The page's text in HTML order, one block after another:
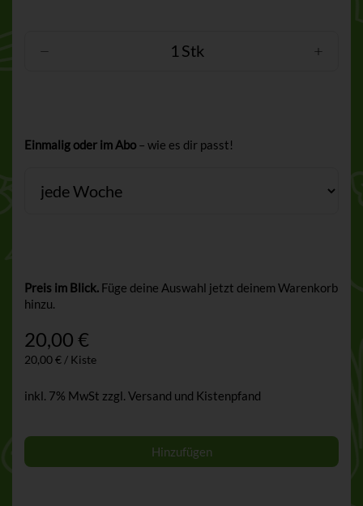
Stk
Einmalig oder im Abo – wie es dir passt!
Preis im Blick. Füge deine Auswahl jetzt deinem Warenkorb
hinzu.
20,00 €
20,00 € / Kiste
inkl. 7% MwSt zzgl. Versand und Kistenpfand
Hinzufügen